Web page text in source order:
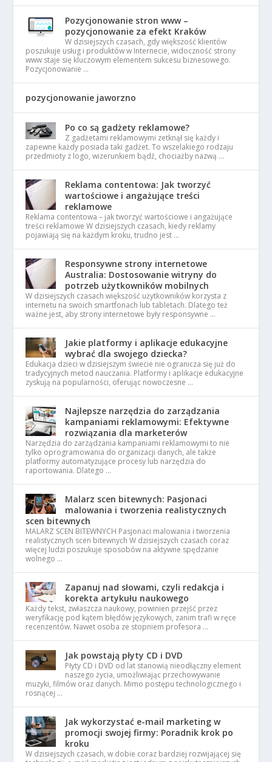
Pozycjonowanie stron www –
pozycjonowanie za efekt Kraków
W dzisiejszych czasach, gdy większość klientów
poszukuje usług i produktów w Internecie, widoczność strony
www staje się kluczowym elementem sukcesu biznesowego.
Pozycjonowanie …
pozycjonowanie jaworzno
Po co są gadżety reklamowe?
Z gadżetami reklamowymi zetknął się każdy i
zapewne każdy posiada taki gadżet. To wszelakiego rodzaju
przedmioty z logo, wizerunkiem bądź, chociażby nazwą …
Reklama contentowa: Jak tworzyć
wartościowe i angażujące treści
reklamowe
Reklama contentowa – jak tworzyć wartościowe i angażujące
treści reklamowe W dzisiejszych czasach, kiedy reklamy
pojawiają się na każdym kroku, trudno jest …
Responsywne strony internetowe
Australia: Dostosowanie witryny do
potrzeb użytkowników mobilnych
W dzisiejszych czasach większość użytkowników korzysta z
internetu na swoich smartfonach lub tabletach. Dlatego też
ważne jest, aby strony internetowe były responsywne …
Jakie platformy i aplikacje edukacyjne
wybrać dla swojego dziecka?
Edukacja dzieci w dzisiejszym świecie nie ogranicza się już do
tradycyjnych metod nauczania. Platformy i aplikacje edukacyjne
zyskują na popularności, oferując nowoczesne …
Najlepsze narzędzia do zarządzania
kampaniami reklamowymi: Efektywne
rozwiązania dla marketerów
Narzędzia do zarządzania kampaniami reklamowymi to nie
tylko oprogramowania do organizacji danych, ale także
platformy automatyzujące procesy lub narzędzia do
raportowania. Dlatego …
Malarz scen bitewnych: Pasjonaci
malowania i tworzenia realistycznych
scen bitewnych
MALARZ SCEN BITEWNYCH Pasjonaci malowania i tworzenia
realistycznych scen bitewnych W dzisiejszych czasach coraz
więcej ludzi poszukuje sposobów na aktywne spędzanie
wolnego …
Zapanuj nad słowami, czyli redakcja i
korekta artykułu naukowego
Każdy tekst, zwłaszcza naukowy, powinien przejść przez
weryfikację pod kątem błędów językowych, zanim trafi w ręce
recenzentów. Nawet osoba ze stopniem profesora …
Jak powstają płyty CD i DVD
Płyty CD i DVD od lat stanowią nieodłączny element
naszego życia, umożliwiając przechowywanie
muzyki, filmów oraz danych. Mimo postępu technologicznego i
rosnącej …
Jak wykorzystać e-mail marketing w
promocji swojej firmy: Poradnik krok po
kroku
W dzisiejszych czasach, w dobie coraz bardziej rozwijającej się